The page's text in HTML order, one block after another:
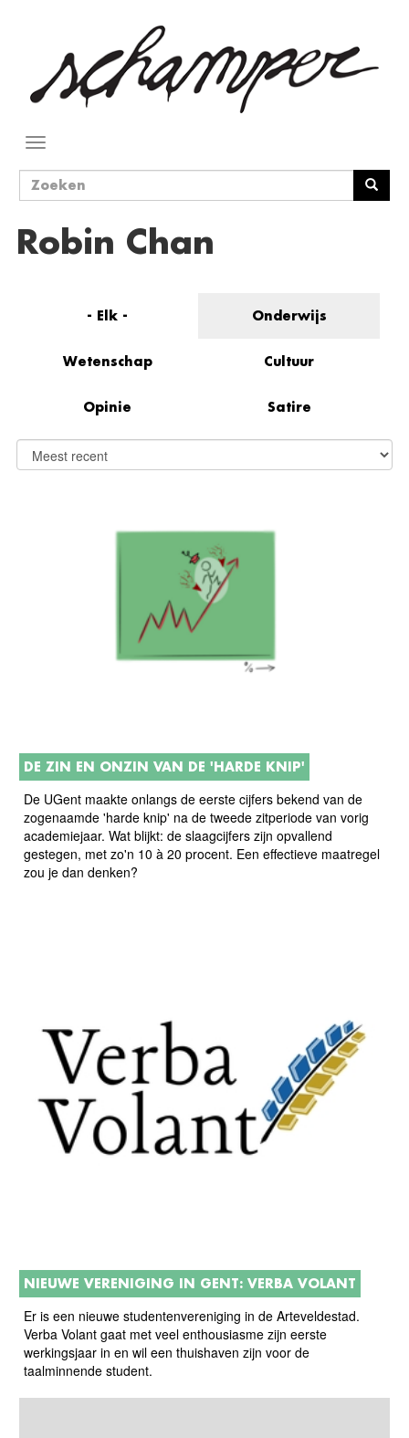
inhoud
Navigatie
Zoekveld
Robin Chan
- Elk - Onderwijs
Wetenschap Cultuur
Opinie Satire
DE ZIN EN ONZIN VAN DE 'HARDE KNIP'
De UGent maakte onlangs de eerste cijfers bekend van de
zogenaamde 'harde knip' na de tweede zitperiode van vorig
academiejaar. Wat blijkt: de slaagcijfers zijn opvallend
gestegen, met zo'n 10 à 20 procent. Een effectieve maatregel
zou je dan denken?
NIEUWE VERENIGING IN GENT: VERBA VOLANT
Er is een nieuwe studentenvereniging in de Arteveldestad.
Verba Volant gaat met veel enthousiasme zijn eerste
werkingsjaar in en wil een thuishaven zijn voor de
taalminnende student.